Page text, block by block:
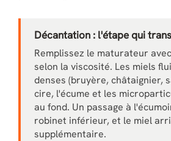
Décantation : l'étape qui
Remplissez le maturateur
selon la viscosité. Les miels
denses (bruyère, châtaignier,
cire, l'écume et les
au fond. Un passage à
robinet inférieur, et le miel
supplémentaire.